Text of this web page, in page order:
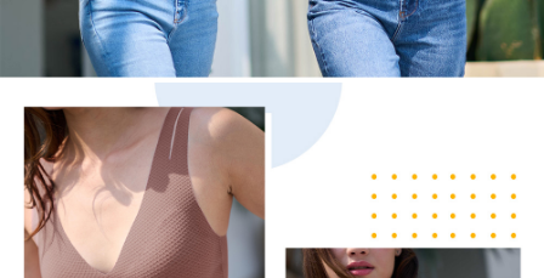
４．使用「AFTEE先享後付」時，將依據個別帳號之用戶狀況，依本公司即
時審查核予不同之上限額度；若仍有額度不足之情形，本公司將視審查結果
請求用戶進行身份認證。
５．嚴禁一人註冊多個帳號或使用他人資訊註冊。若發現惡意使用之情形，
恩沛科技股份有限公司將有權停止該用戶之使用額度並採取法律行動。
每筆NT$65，滿NT$2,000(含以上)免運費